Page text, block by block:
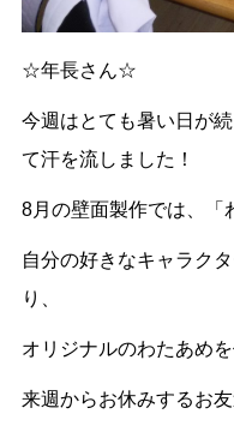
☆年長さん☆
今週はとても暑い日が
て汗を流しました！
8月の壁面製作では、「
自分の好きなキャラク
り、
オリジナルのわたあめ
来週からお休みするお